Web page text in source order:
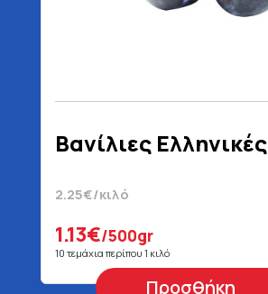
Βανίλιες Ελληνικές
2.25€/κιλό
1.13€/500gr
10 τεμάχια περίπου 1 κιλό
Προσθήκη